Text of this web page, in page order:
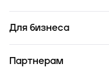
Для бизнеса
Партнерам